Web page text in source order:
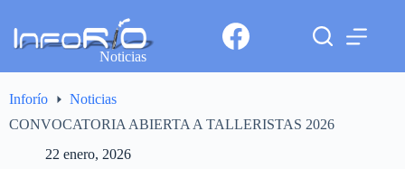
Noticias
Inforío
Noticias
CONVOCATORIA ABIERTA A TALLERISTAS 2026
22 enero, 2026